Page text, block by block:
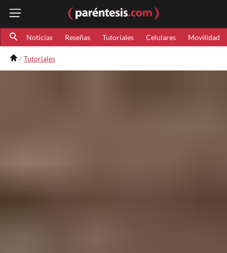
Noticias Reseñas Tutoriales Celulares Movilidad
Tutoriales